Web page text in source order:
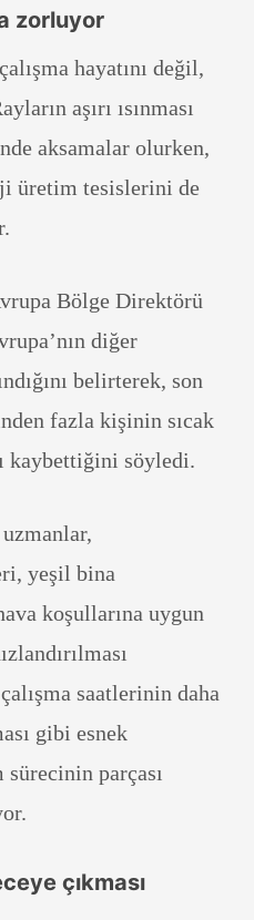
zorluyor
hayatını değil,
aşırı ısınması
aksamalar olurken,
üretim tesislerini de
Bölge Direktörü
diğer
belirterek, son
fazla kişinin sıcak
kaybettiğini söyledi.
yeşil bina
koşullarına uygun
saatlerinin daha
gibi esnek
parçası
çıkması